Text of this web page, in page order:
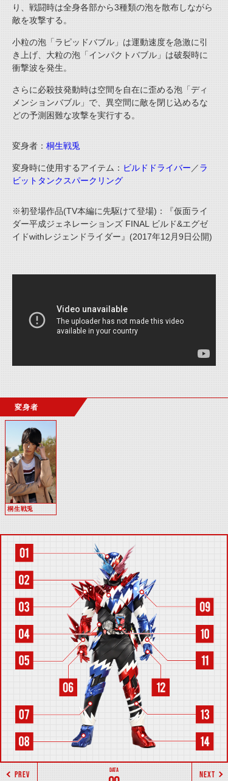
り、戦闘時は全身各部から3種類の泡を散布しながら
敵を攻撃する。
小粒の泡「ラピッドバブル」は運動速度を急激に引
き上げ、大粒の泡「インパクトバブル」は破裂時に
衝撃波を発生。
さらに必殺技発動時は空間を自在に歪める泡「ディ
メンションバブル」で、異空間に敵を閉じ込めるな
どの予測困難な攻撃を実行する。
変身者： 桐生戦兎
変身時に使用するアイテム： ビルドドライバー ／ラ
ビットタンクスパークリング
※初登場作品(TV本編に先駆けて登場)：『仮面ライ
ダー平成ジェネレーションズ FINAL ビルド&エグゼ
イドwithレジェンドライダー』(2017年12月9日公開)
変身者
桐生戦兎
PREV NEXT